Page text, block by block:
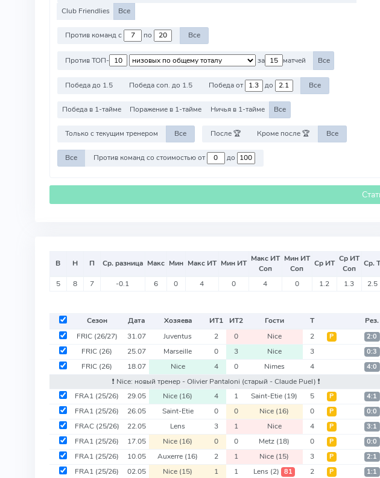
Club Friendlies
Все
Против команд с по Все
Против ТОП- за матчей Все
Победа до 1.5 Победа соп. до 1.5 Победа от до Все
Победа в 1-тайме Поражение в 1-тайме Ничья в 1-тайме Все
Только с текущим тренером Все После 🏆 Кроме после 🏆 Все
Все Против команд со стоимостью от до
В Н П Ср. разница Макс Мин Макс ИТ Мин ИТ Макс ИТ
Соп
Мин ИТ
Соп
Ср ИТ Ср ИТ
Соп
Ср.
5 8 7 -0.1 6 0 4 0 4 0 1.2 1.3 2.5
Сезон Дата Хозяева ИТ1 ИТ2 Гости Т
Рез.
FRIC (26/27) 31.07 Juventus 2 0 Nice 2 Р 2:0
FRIC (26) 25.07 Marseille 0 3 Nice 3 0:3
FRIC (26) 18.07 Nice 4 0 Nimes 4 4:0
❗️ Nice: новый тренер - Olivier Pantaloni (старый - Claude Puel) ❗️
FRA1 (25/26) 29.05 Nice (16) 4 1 Saint-Etie (19) 5 Р 4:1
FRA1 (25/26) 26.05 Saint-Etie 0 0 Nice (16) 0 Р 0:0
FRAC (25/26) 22.05 Lens 3 1 Nice 4 Р 3:1
FRA1 (25/26) 17.05 Nice (16) 0 0 Metz (18) 0 Р 0:0
FRA1 (25/26) 10.05 Auxerre (16) 2 1 Nice (15) 3 Р 2:1
FRA1 (25/26) 02.05 Nice (15) 1 1 Lens (2) 81 2 Р 1:1